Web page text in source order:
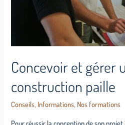
Concevoir et gérer
construction paille
Conseils, Informations, Nos formations
Pour réussir la conception de son